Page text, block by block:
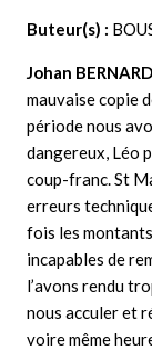
Buteur(s) :
Johan
mauvaise copie
période nous
dangereux, Léo
coup-franc. St
erreurs
fois les
incapables de
l’avons rendu
nous acculer et
voire même